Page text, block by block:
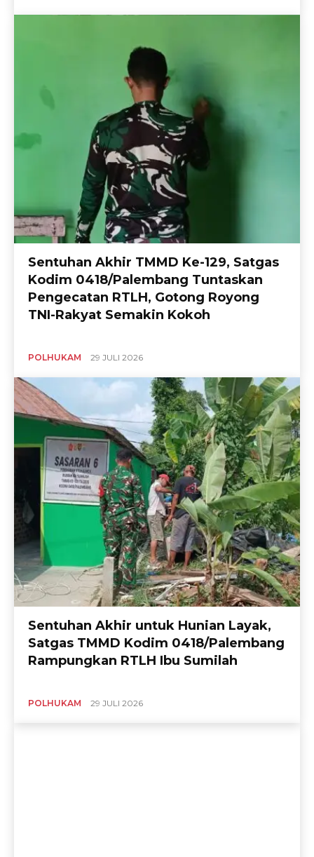
Sentuhan Akhir TMMD Ke-129, Satgas
Kodim 0418/Palembang Tuntaskan
Pengecatan RTLH, Gotong Royong
TNI-Rakyat Semakin Kokoh
POLHUKAM 29 JULI 2026
Sentuhan Akhir untuk Hunian Layak,
Satgas TMMD Kodim 0418/Palembang
Rampungkan RTLH Ibu Sumilah
POLHUKAM 29 JULI 2026